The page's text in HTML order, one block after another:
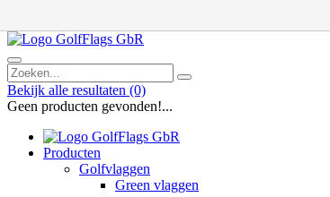
Bekijk alle resultaten (0)
Geen producten gevonden!...
Producten
Golfvlaggen
Green vlaggen